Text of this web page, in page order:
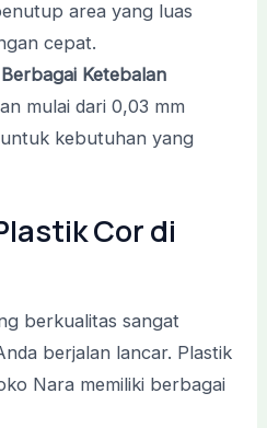
area yang luas
cepat.
Ketebalan
mulai dari 0,03 mm
kebutuhan yang
Cor di
berkualitas sangat
berjalan lancar. Plastik
Nara memiliki berbagai